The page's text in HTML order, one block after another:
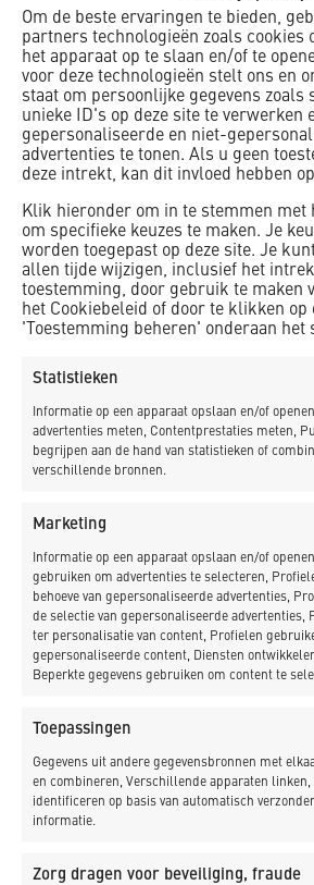
Om de beste ervaringen te bieden,
partners technologieën zoals cookies
het apparaat op te slaan en/of te
voor deze technologieën stelt ons en
staat om persoonlijke gegevens zoals
unieke ID's op deze site te verwerken
gepersonaliseerde en niet-
advertenties te tonen. Als u geen
deze intrekt, kan dit invloed hebben
Klik hieronder om in te stemmen met
om specifieke keuzes te maken. Je
worden toegepast op deze site. Je
allen tijde wijzigen, inclusief het
toestemming, door gebruik te maken
het Cookiebeleid of door te klikken op
'Toestemming beheren' onderaan het
Statistieken
Informatie op een apparaat opslaan en/of
advertenties meten, Contentprestaties meten,
begrijpen aan de hand van statistieken of
verschillende bronnen.
Marketing
Informatie op een apparaat opslaan en/of
gebruiken om advertenties te selecteren,
behoeve van gepersonaliseerde advertenties,
de selectie van gepersonaliseerde advertenties,
ter personalisatie van content, Profielen
gepersonaliseerde content, Diensten
Beperkte gegevens gebruiken om content te
Toepassingen
Gegevens uit andere gegevensbronnen met
en combineren, Verschillende apparaten linken,
identificeren op basis van automatisch
informatie.
Zorg dragen voor beveiliging, fraude
Ja, schrijf mij in op de nieuwsbrief van
Ja, ik geef toestemming dat
gegevens opslaat en verwerkt.